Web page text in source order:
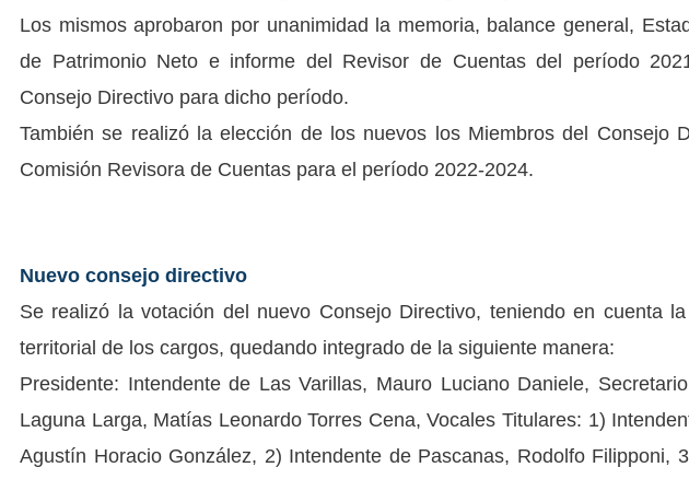
Los mismos aprobaron por unanimidad la memoria, balance general,
de Patrimonio Neto e informe del Revisor de Cuentas del período
Consejo Directivo para dicho período.
También se realizó la elección de los nuevos los Miembros del Consejo
Comisión Revisora de Cuentas para el período 2022-2024.
Nuevo consejo directivo
Se realizó la votación del nuevo Consejo Directivo, teniendo en cuenta
territorial de los cargos, quedando integrado de la siguiente manera:
Presidente: Intendente de Las Varillas, Mauro Luciano Daniele,
Laguna Larga, Matías Leonardo Torres Cena, Vocales Titulares: 1)
Agustín Horacio González, 2) Intendente de Pascanas, Rodolfo Filipponi,